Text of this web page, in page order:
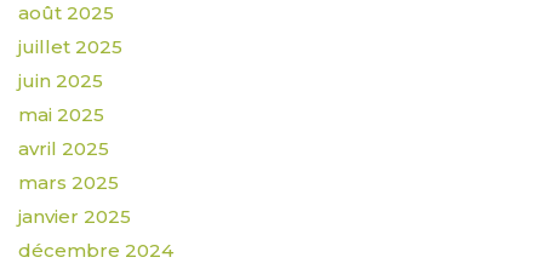
août 2025
juillet 2025
juin 2025
mai 2025
avril 2025
mars 2025
janvier 2025
décembre 2024